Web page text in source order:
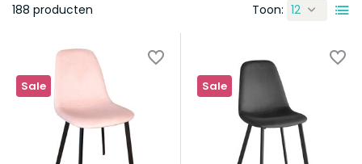
188 producten Toon:
Sale Sale